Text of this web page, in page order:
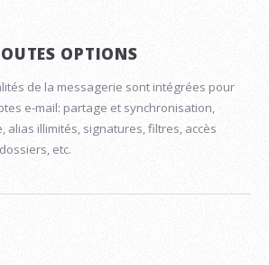
OPTIONS
de la messagerie sont intégrées pour
e-mail: partage et synchronisation,
alias illimités, signatures, filtres, accès
etc.